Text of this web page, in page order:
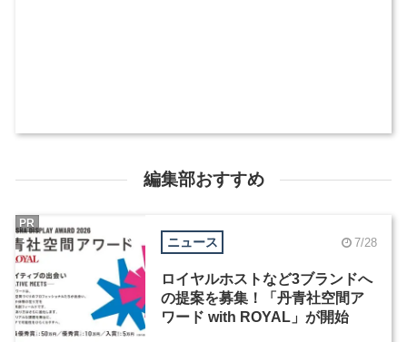
編集部おすすめ
ニュース 7/28
ロイヤルホストなど3ブランドへ
の提案を募集！「丹青社空間ア
ワード with ROYAL」が開始
PR